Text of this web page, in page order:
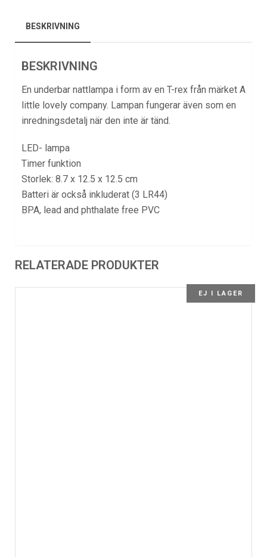
BESKRIVNING
BESKRIVNING
En underbar nattlampa i form av en T-rex från märket A
little lovely company. Lampan fungerar även som en
inredningsdetalj när den inte är tänd.
LED- lampa
Timer funktion
Storlek: 8.7 x 12.5 x 12.5 cm
Batteri är också inkluderat (3 LR44)
BPA, lead and phthalate free PVC
RELATERADE PRODUKTER
EJ I LAGER